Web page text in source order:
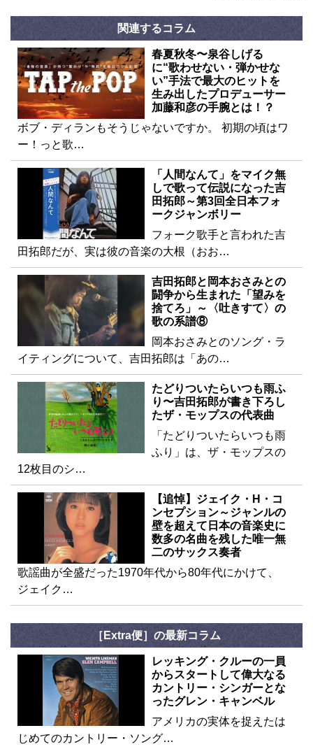
関連するコラム
春夏秋冬〜泉谷しげる
に“歌わせない・弾かせな
い”手法で最大のヒットを
生み出したプロデューサー
加藤和彦の手腕とは！？
ボブ・ディランもそうじゃないですか。 初期の頃はワ
ー！っと歌…
「人間なんて」をマイク無
しで歌って伝説になった吉
田拓郎～第3回全日本フォ
ークジャンボリー
フォーク歌手と言われた吉
田拓郎だが、実は彼の音楽の大根（おお…
吉田拓郎と岡本おさみとの
闘争から生まれた「望みを
捨てろ」～〈吐きすて〉の
歌の系譜⑧
岡本おさみとのソング・ラ
イティングについて、吉田拓郎は「あの…
たどりついたらいつも雨ふ
り〜吉田拓郎が書き下ろし
たザ・モップスの代表曲
「たどりついたらいつも雨
ふり」は、ザ・モップスの
12枚目のシ…
【追悼】ジェイク・H・コ
ンセプション～ジャンルの
壁を超えて日本の音楽史に
数多の名曲を残した唯一無
二のサックス奏者
歌謡曲が全盛だった1970年代から80年代にかけて、
ジェイク…
［Extra便］の最新コラム
レッキング・クルーの一員
からスタートして偉大なる
カントリー・シンガーとな
ったグレン・キャンベル
アメリカの実体を捉えたは
じめてのカントリー・ソング…